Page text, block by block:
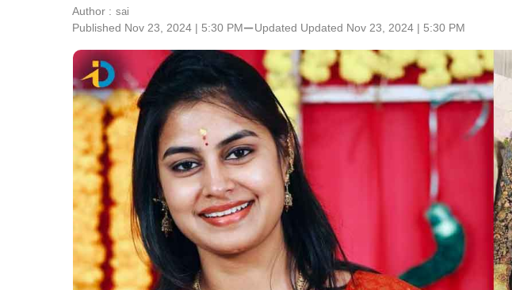
Author : sai
Published Nov 23, 2024 | 5:30 PM⚊Updated Updated Nov 23, 2024 | 5:30 PM